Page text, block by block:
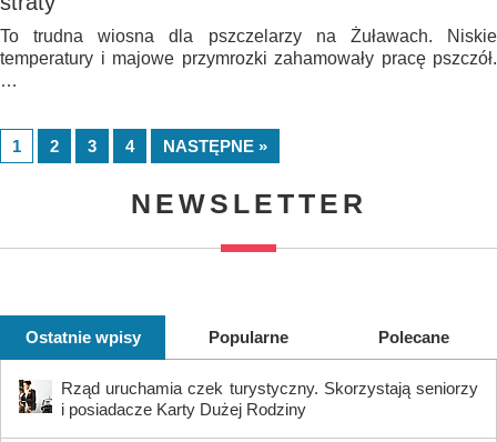
To trudna wiosna dla pszczelarzy na Żuławach. Niskie
temperatury i majowe przymrozki zahamowały pracę pszczół.
…
1 2 3 4 NASTĘPNE »
NEWSLETTER
Ostatnie wpisy Popularne Polecane
Rząd uruchamia czek turystyczny. Skorzystają seniorzy
i posiadacze Karty Dużej Rodziny